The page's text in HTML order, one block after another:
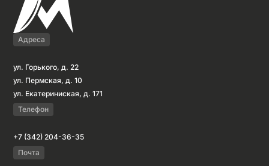
Адреса
ул. Горького, д. 22
ул. Пермская, д. 10
ул. Екатериниская, д. 171
Телефон
+7 (342) 204-36-35
Почта